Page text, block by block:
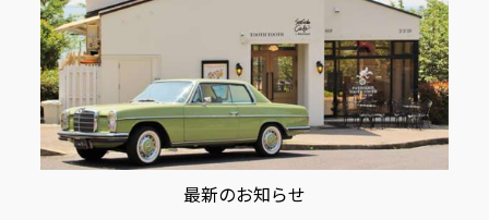
最新のお知らせ